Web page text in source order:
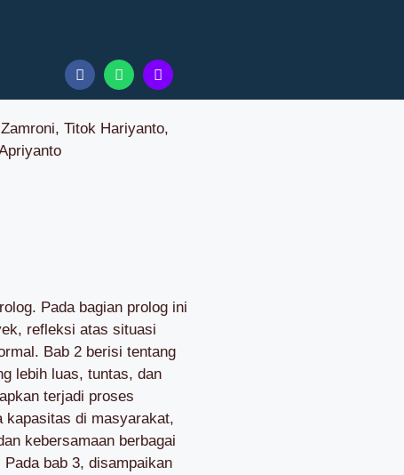
Titok Hariyanto,
Pada bagian prolog ini
refleksi atas situasi
Bab 2 berisi tentang
lebih luas, tuntas, dan
terjadi proses
kapasitas di masyarakat,
kebersamaan berbagai
bab 3, disampaikan